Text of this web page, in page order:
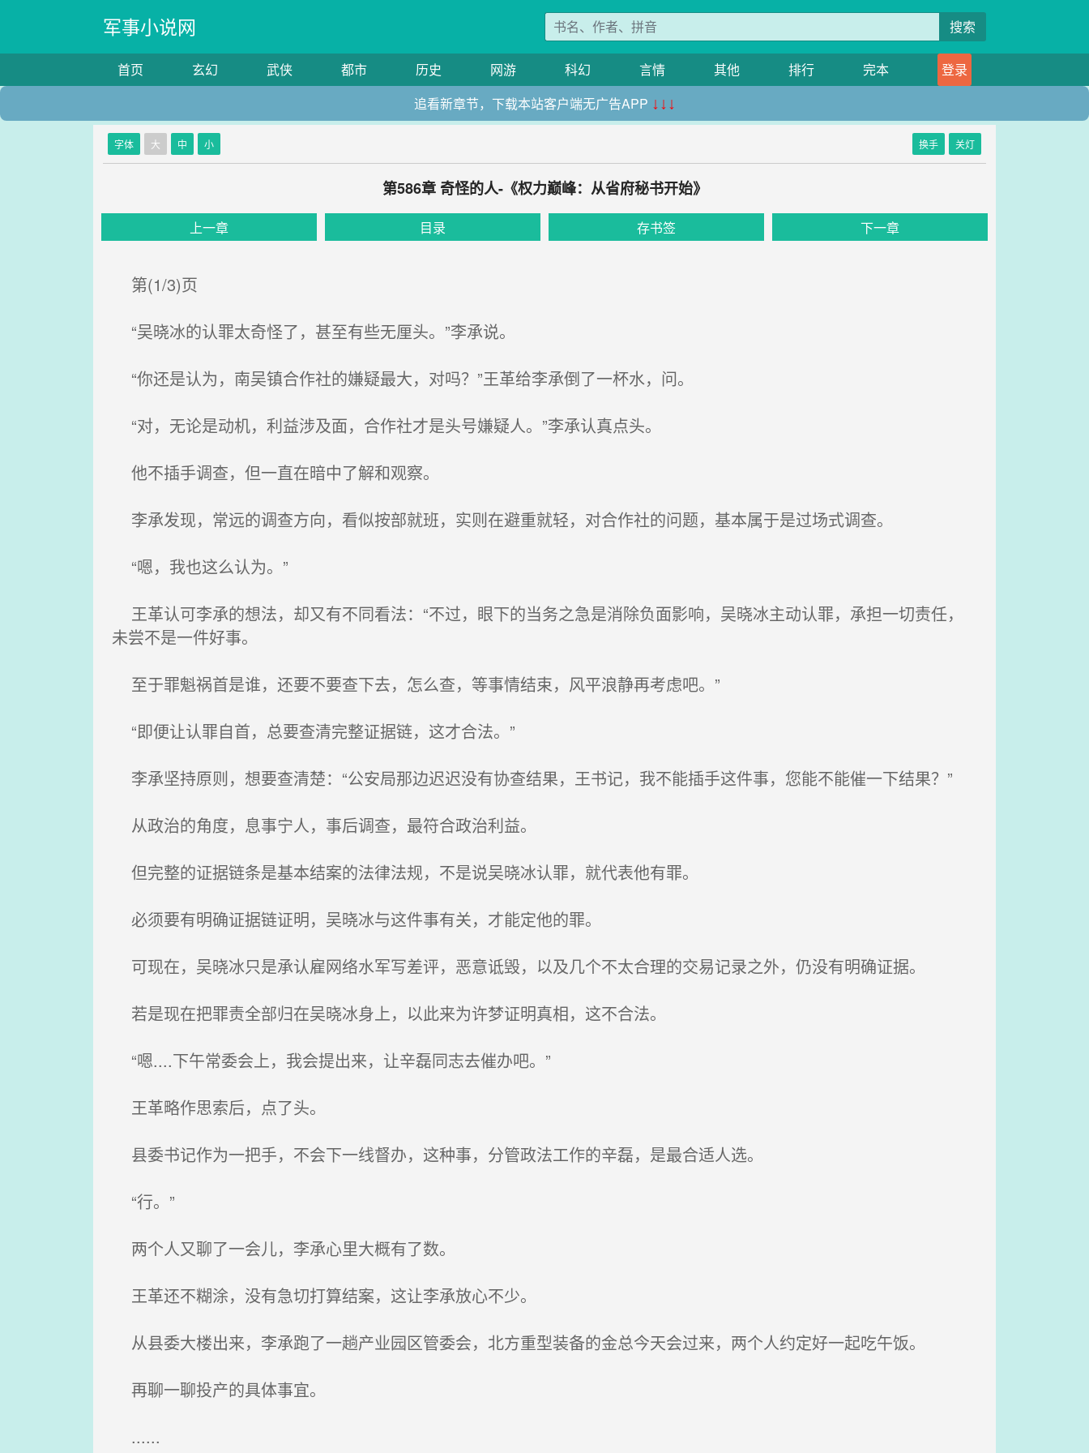
军事小说网 搜索
首页 玄幻 武侠 都市 历史 网游 科幻 言情 其他 排行 完本
登录
追看新章节，下载本站客户端无广告APP ↓↓↓
字体 大 中 小 换手 关灯
第586章 奇怪的人-《权力巅峰：从省府秘书开始》
上一章 目录 存书签 下一章
第(1/3)页
“吴晓冰的认罪太奇怪了，甚至有些无厘头。”李承说。
“你还是认为，南吴镇合作社的嫌疑最大，对吗？”王革给李承倒了一杯水，问。
“对，无论是动机，利益涉及面，合作社才是头号嫌疑人。”李承认真点头。
他不插手调查，但一直在暗中了解和观察。
李承发现，常远的调查方向，看似按部就班，实则在避重就轻，对合作社的问题，基本属于是过场式调查。
“嗯，我也这么认为。”
王革认可李承的想法，却又有不同看法：“不过，眼下的当务之急是消除负面影响，吴晓冰主动认罪，承担一切责任，
未尝不是一件好事。
至于罪魁祸首是谁，还要不要查下去，怎么查，等事情结束，风平浪静再考虑吧。”
“即便让认罪自首，总要查清完整证据链，这才合法。”
李承坚持原则，想要查清楚：“公安局那边迟迟没有协查结果，王书记，我不能插手这件事，您能不能催一下结果？”
从政治的角度，息事宁人，事后调查，最符合政治利益。
但完整的证据链条是基本结案的法律法规，不是说吴晓冰认罪，就代表他有罪。
必须要有明确证据链证明，吴晓冰与这件事有关，才能定他的罪。
可现在，吴晓冰只是承认雇网络水军写差评，恶意诋毁，以及几个不太合理的交易记录之外，仍没有明确证据。
若是现在把罪责全部归在吴晓冰身上，以此来为许梦证明真相，这不合法。
“嗯....下午常委会上，我会提出来，让辛磊同志去催办吧。”
王革略作思索后，点了头。
县委书记作为一把手，不会下一线督办，这种事，分管政法工作的辛磊，是最合适人选。
“行。”
两个人又聊了一会儿，李承心里大概有了数。
王革还不糊涂，没有急切打算结案，这让李承放心不少。
从县委大楼出来，李承跑了一趟产业园区管委会，北方重型装备的金总今天会过来，两个人约定好一起吃午饭。
再聊一聊投产的具体事宜。
......